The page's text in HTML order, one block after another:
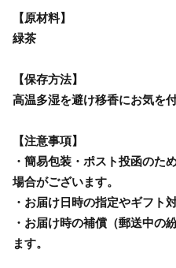
【原材料】
緑茶
【保存方法】
高温多湿を避け移香にお気を
【注意事項】
・簡易包装・ポスト投函のた
場合がございます。
・お届け日時の指定やギフト
・お届け時の補償（郵送中の
ます。